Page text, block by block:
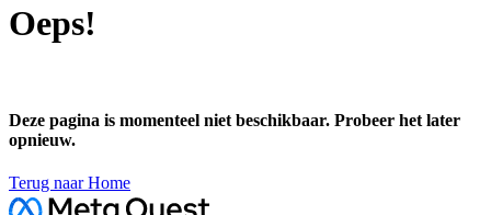
Oeps!
Deze pagina is momenteel niet beschikbaar. Probeer het later
opnieuw.
Terug naar Home